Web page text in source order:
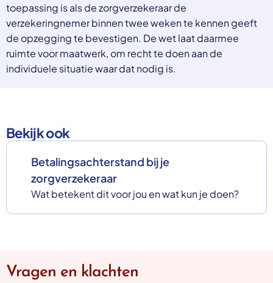
toepassing is als de zorgverzekeraar de
verzekeringnemer binnen twee weken te kennen geeft
de opzegging te bevestigen. De wet laat daarmee
ruimte voor maatwerk, om recht te doen aan de
individuele situatie waar dat nodig is.
Bekijk ook
Betalingsachterstand bij je
zorgverzekeraar
Wat betekent dit voor jou en wat kun je doen?
Vragen en klachten